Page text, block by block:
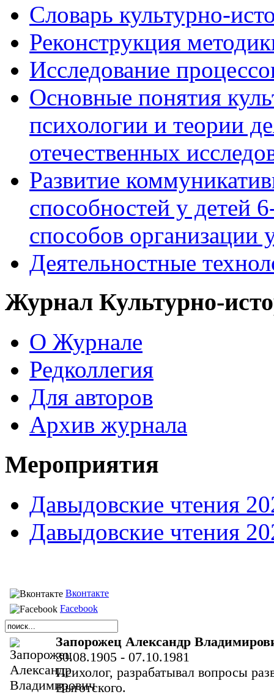
Словарь культурно-
Реконструкция
Исследование
Основные понятия
психологии и теории
отечественных
Развитие
способностей у детей
способов организации
Деятельностные
Журнал Культурно-
О Журнале
Редколлегия
Для авторов
Архив журнала
Мероприятия
Давыдовские чтения
Давыдовские чтения
Вконтакте
Facebook
Запорожец Александр
30.08.1905 - 07.10.1981
Психолог, разрабатывал вопросы
Выготского.